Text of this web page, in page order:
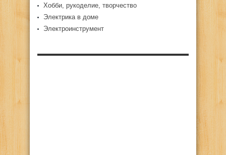
Хобби, рукоделие, творчество
Электрика в доме
Электроинструмент